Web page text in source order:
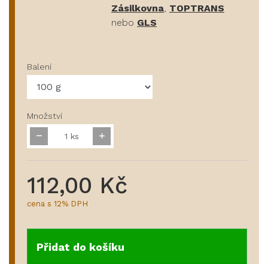
Zásilkovna TOPTRANS
nebo GLS
Balení
Množství
ks
112,00 Kč
cena s 12% DPH
Přidat do košíku